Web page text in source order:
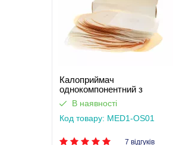
Калоприймач
однокомпонентний з
фільтром, закритого типу
Med1
В наявності
Код товару: MED1-OS01
7 відгуків